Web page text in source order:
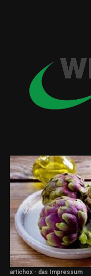
artichox - das Impressum